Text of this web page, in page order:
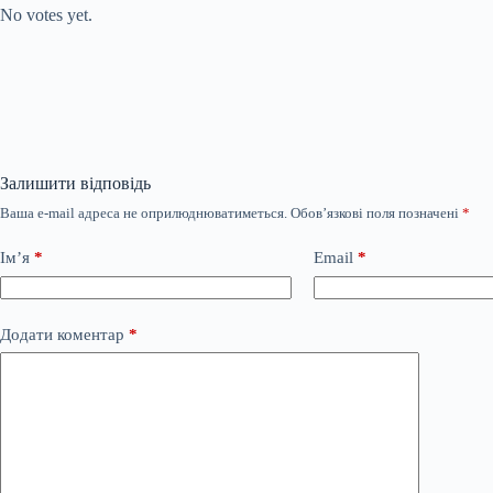
No votes yet.
Залишити відповідь
Ваша e-mail адреса не оприлюднюватиметься. Обов’язкові поля позначені *
Ім’я * Email *
Додати коментар *